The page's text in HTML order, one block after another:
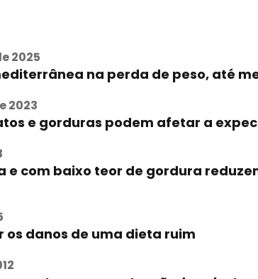
2025
na perda de peso, até
2023
e gorduras podem afetar a
com baixo teor de gordura
os danos de uma dieta ruim